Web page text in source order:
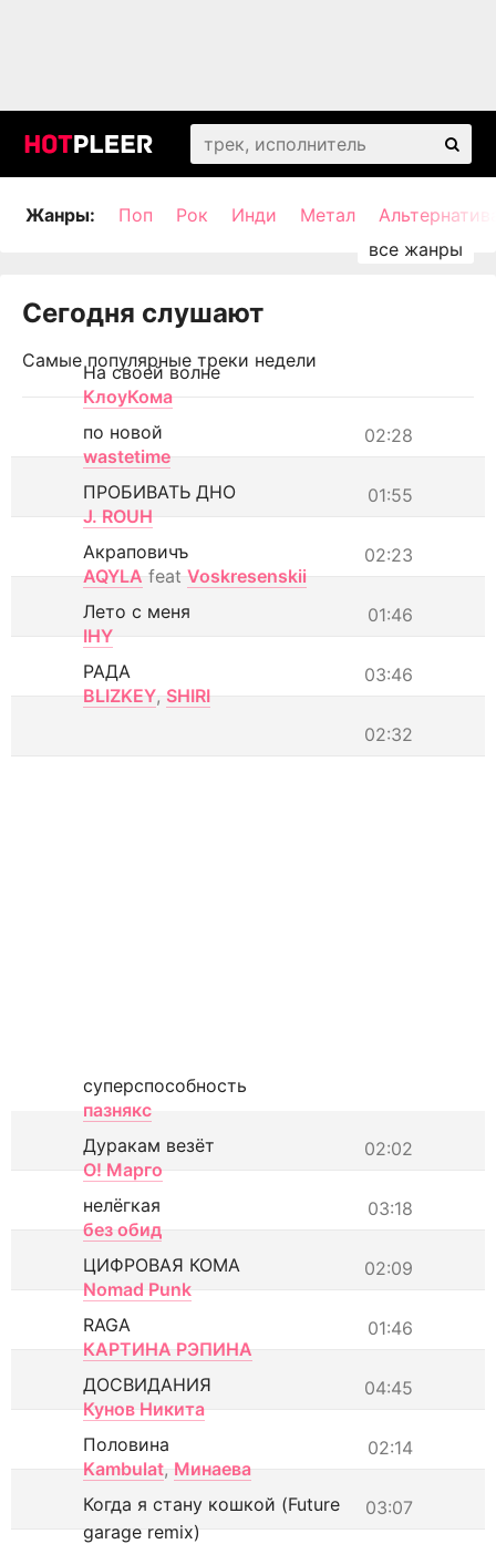
Жанры: Поп Рок Инди Метал
Сегодня слушают
Самые популярные треки недели
На своей волне
КлоуКома
02:28
по новой
wastetime
01:55
ПРОБИВАТЬ ДНО
J. ROUH
02:23
Акраповичъ
AQYLA feat Voskresenskii
01:46
Лето с меня
IHY
03:46
РАДА
BLIZKEY, SHIRI
02:32
суперспособность
пазнякс
02:02
Дуракам везёт
О! Марго
03:18
нелёгкая
без обид
02:09
ЦИФРОВАЯ КОМА
Nomad Punk
01:46
RAGA
КАРТИНА РЭПИНА
04:45
ДОСВИДАНИЯ
Кунов Никита
02:14
Половина
Kambulat, Минаева
03:07
Когда я стану кошкой (Future
garage remix)